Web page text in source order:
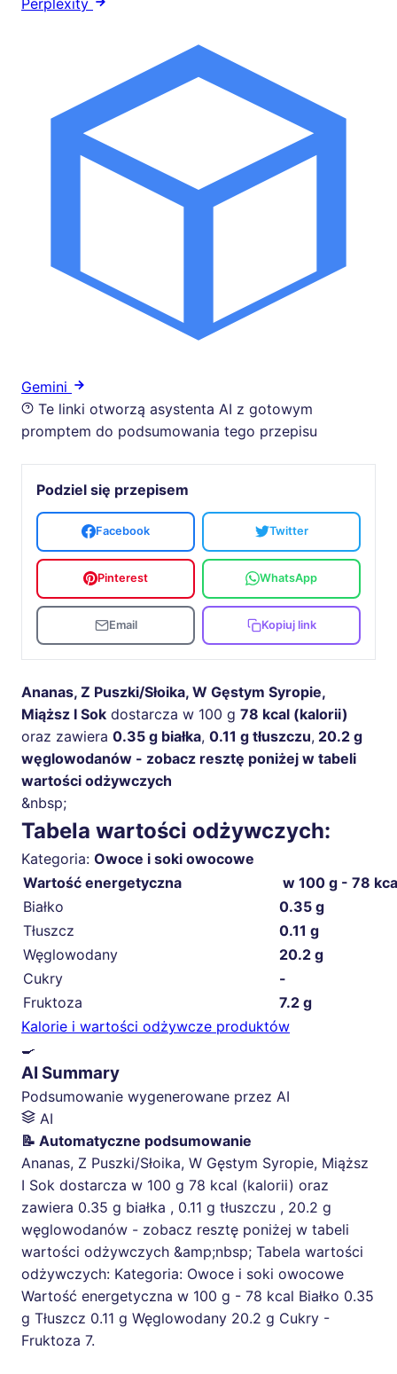
Perplexity
Gemini
Te linki otworzą asystenta AI z gotowym
promptem do podsumowania tego przepisu
Podziel się przepisem
Facebook Twitter
Pinterest WhatsApp
Email Kopiuj link
Ananas, Z Puszki/Słoika, W Gęstym Syropie,
Miąższ I Sok dostarcza w 100 g 78 kcal (kalorii)
oraz zawiera 0.35 g białka, 0.11 g tłuszczu, 20.2 g
węglowodanów - zobacz resztę poniżej w tabeli
wartości odżywczych
&nbsp;
Tabela wartości odżywczych:
Kategoria: Owoce i soki owocowe
Wartość energetyczna
w 100 g - 78
Białko
0.35 g
Tłuszcz
0.11 g
Węglowodany
20.2 g
Cukry
-
Fruktoza
7.2 g
Kalorie i wartości odżywcze produktów
🍳
AI Summary
Podsumowanie wygenerowane przez AI
AI
📝 Automatyczne podsumowanie
Ananas, Z Puszki/Słoika, W Gęstym Syropie, Miąższ
I Sok dostarcza w 100 g 78 kcal (kalorii) oraz
zawiera 0.35 g białka , 0.11 g tłuszczu , 20.2 g
węglowodanów - zobacz resztę poniżej w tabeli
wartości odżywczych &amp;nbsp; Tabela wartości
odżywczych: Kategoria: Owoce i soki owocowe
Wartość energetyczna w 100 g - 78 kcal Białko 0.35
g Tłuszcz 0.11 g Węglowodany 20.2 g Cukry -
Fruktoza 7.